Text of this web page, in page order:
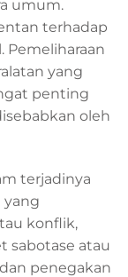
umum.
terhadap
Pemeliharaan
yang
penting
oleh
terjadinya
yang
konflik,
sabotase atau
penegakan